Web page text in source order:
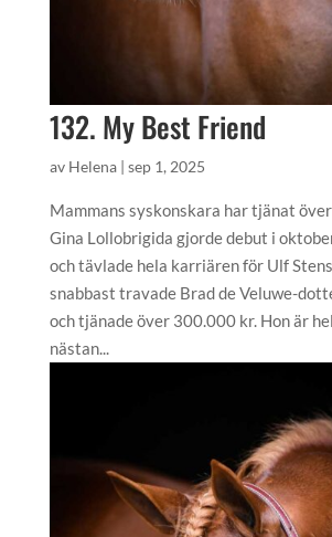
132. My Best Friend
av Helena| sep 1, 2025
Mammans syskonskara har tjänat
Gina Lollobrigida gjorde debut i
och tävlade hela karriären för Ulf
snabbast travade Brad de Veluwe-
och tjänade över 300.000 kr. Hon är
nästan...